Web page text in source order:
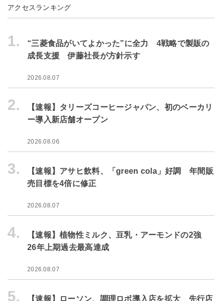
アクセスランキング
1.
“三菱食品がいてよかった”に全力 4戦略で製販の
成長支援 伊藤社長が方針示す
2026.08.07
2.
【速報】タリーズコーヒージャパン、初のベーカリ
ー導入新店舗オープン
2026.08.06
3.
【速報】アサヒ飲料、「green cola」好調 年間販
売目標を4倍に修正
2026.08.07
4.
【速報】植物性ミルク、豆乳・アーモンドの2強
26年上期過去最高達成
2026.08.07
5. 【速報】ローソン、調理ロボ導入店を拡大 先行店